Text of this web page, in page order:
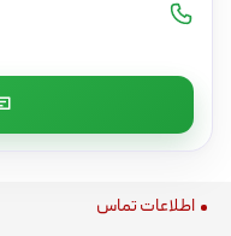
اطلاعات تماس